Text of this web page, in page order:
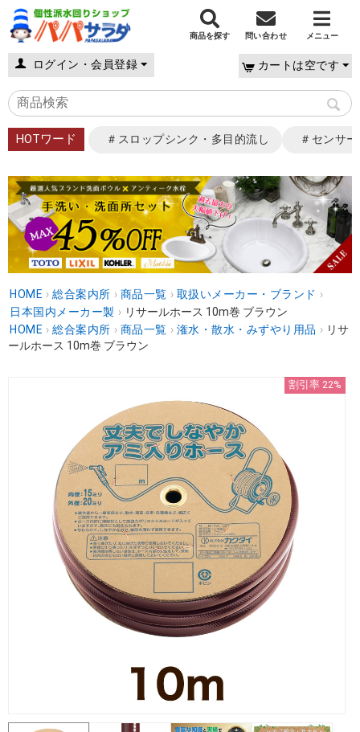
商品を探す 問い合わせ メニュー
ログイン・会員登録 カートは空です
HOTワード ＃スロップシンク・多目的流し ＃センサ
HOME › 総合案内所 › 商品一覧 › 取扱いメーカー・ブランド ›
日本国内メーカー製 › リサールホース 10m巻 ブラウン
HOME › 総合案内所 › 商品一覧 › 潅水・散水・みずやり用品 › リサ
ールホース 10m巻 ブラウン
割引率 22%